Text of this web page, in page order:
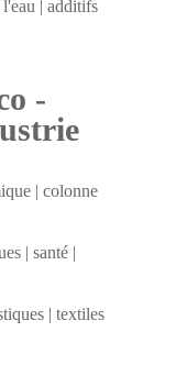
| additifs
-
| colonne
| santé |
| textiles